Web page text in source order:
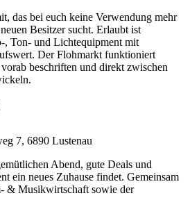
das bei euch keine Verwendung mehr
Besitzer sucht. Erlaubt ist
, Ton- und Lichtequipment mit
Der Flohmarkt funktioniert
beschriften und direkt zwischen
7, 6890 Lustenau
Abend, gute Deals und
ein neues Zuhause findet. Gemeinsam
& Musikwirtschaft sowie der